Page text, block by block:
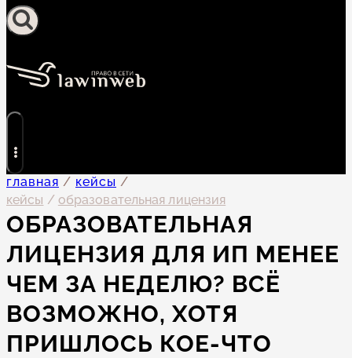
главная / кейсы /
кейсы / образовательная лицензия
ОБРАЗОВАТЕЛЬНАЯ
ЛИЦЕНЗИЯ ДЛЯ ИП МЕНЕЕ
ЧЕМ ЗА НЕДЕЛЮ? ВСЁ
ВОЗМОЖНО, ХОТЯ
ПРИШЛОСЬ КОЕ-ЧТО